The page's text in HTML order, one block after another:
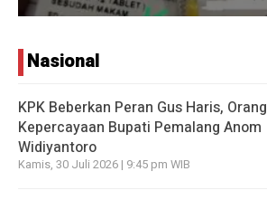
Nasional
KPK Beberkan Peran Gus Haris, Orang
Kepercayaan Bupati Pemalang Anom
Widiyantoro
Kamis, 30 Juli 2026 | 9:45 pm WIB